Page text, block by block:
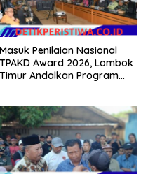
Masuk Penilaian Nasional
TPAKD Award 2026, Lombok
Timur Andalkan Program
Warga